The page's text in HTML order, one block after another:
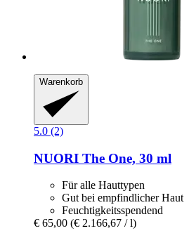
Warenkorb
5.0 (2)
NUORI The One, 30 ml
Für alle Hauttypen
Gut bei empfindlicher Haut
Feuchtigkeitsspendend
€ 65,00 (€ 2.166,67 / l)